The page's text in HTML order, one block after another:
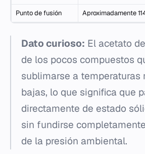
Punto de fusión Aproximadamente
Dato curioso: El acetato
de los pocos compuestos
sublimarse a temperaturas
bajas, lo que significa que
directamente de estado
sin fundirse
de la presión ambiental.